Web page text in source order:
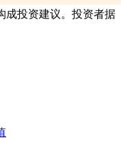
成投资建议。投资者据